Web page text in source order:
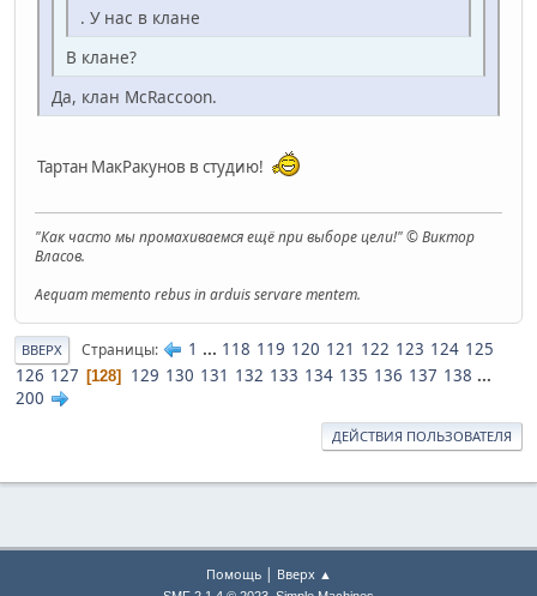
. У нас в клане
В клане?
Да, клан McRaccoon.
Тартан МакРакунов в студию!
"Как часто мы промахиваемся ещё при выборе цели!" © Виктор
Власов.
Aequam memento rebus in arduis servare mentem.
ВВЕРХ Страницы 1 ... 118 119 120 121 122 123 124 125
126 127 128 129 130 131 132 133 134 135 136 137 138 ...
200
ДЕЙСТВИЯ ПОЛЬЗОВАТЕЛЯ
Помощь| Вверх ▲